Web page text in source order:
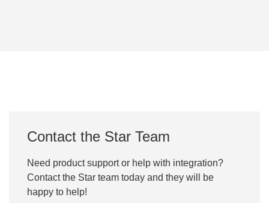
Contact the Star Team
Need product support or help with integration?
Contact the Star team today and they will be
happy to help!